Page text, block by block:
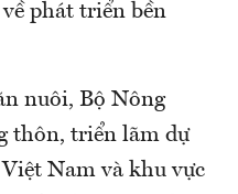
phát triển bền
nuôi, Bộ Nông
thôn, triển lãm dự
Nam và khu vực